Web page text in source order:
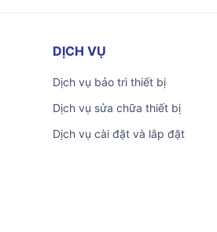
DỊCH VỤ
Dịch vụ bảo trì thiết bị
Dịch vụ sửa chữa thiết bị
Dịch vụ cài đặt và lắp đặt